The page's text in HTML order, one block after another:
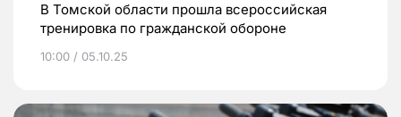
В Томской области прошла всероссийская
тренировка по гражданской обороне
10:00 / 05.10.25